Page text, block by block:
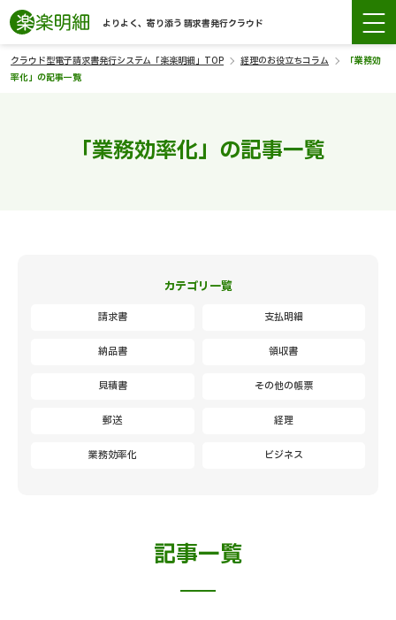
よりよく、寄り添う 請求書発行クラウド
クラウド型電子請求書発行システム「楽楽明細」TOP 経理のお役立ちコラム
「業務効
率化」の記事一覧
「業務効率化」の記事一覧
カテゴリ一覧
請求書 支払明細
納品書 領収書
見積書 その他の帳票
郵送 経理
業務効率化 ビジネス
記事一覧